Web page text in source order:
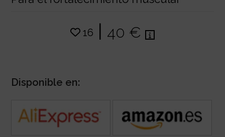
16 | 40 €
Disponible en: